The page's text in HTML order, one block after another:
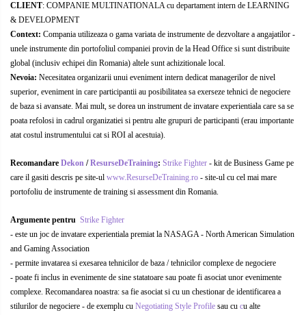
CLIENT: COMPANIE MULTINATIONALA cu departament intern de LEARNING
& DEVELOPMENT
Context: Compania utilizeaza o gama variata de instrumente de dezvoltare a angajatilor -
unele instrumente din portofoliul companiei provin de la Head Office si sunt distribuite
global (inclusiv echipei din Romania) altele sunt achizitionale local.
Nevoia: Necesitatea organizarii unui eveniment intern dedicat managerilor de nivel
superior, eveniment in care participantii au posibilitatea sa exerseze tehnici de negociere
de baza si avansate. Mai mult, se dorea un instrument de invatare experientiala care sa se
poata refolosi in cadrul organizatiei si pentru alte grupuri de participanti (erau importante
atat costul instrumentului cat si ROI al acestuia).
Recomandare Dekon /ResurseDeTraining: Strike Fighter - kit de Business Game pe
care il gasiti descris pe site-ul www.ResurseDeTraining.ro - site-ul cu cel mai mare
portofoliu de instrumente de training si assessment din Romania.
Argumente pentru Strike Fighter
- este un joc de invatare experientiala premiat la NASAGA - North American Simulation
and Gaming Association
- permite invatarea si exesarea tehnicilor de baza / tehnicilor complexe de negociere
- poate fi inclus in evenimente de sine statatoare sau poate fi asociat unor evenimente
complexe. Recomandarea noastra: sa fie asociat si cu un chestionar de identificarea a
stilurilor de negociere - de exemplu cu Negotiating Style Profile sau cu cu alte